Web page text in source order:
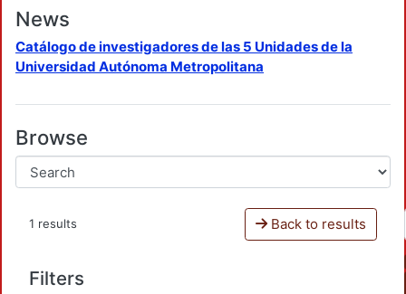
News
Catálogo de investigadores de las 5 Unidades de la
Universidad Autónoma Metropolitana
Browse
1 results Back to results
Filters